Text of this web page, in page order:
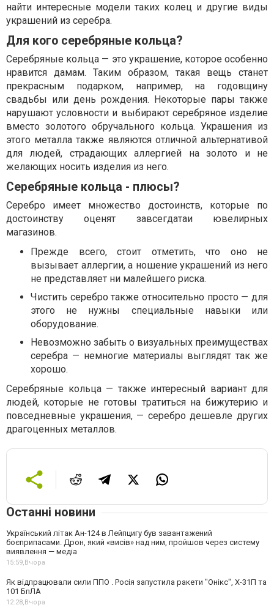
найти интересные модели таких колец и другие виды
украшений из серебра.
Для кого серебряные кольца?
Серебряные кольца — это украшение, которое особенно
нравится дамам. Таким образом, такая вещь станет
прекрасным подарком, например, на годовщину
свадьбы или день рождения. Некоторые пары также
нарушают условности и выбирают серебряное изделие
вместо золотого обручального кольца. Украшения из
этого металла также являются отличной альтернативой
для людей, страдающих аллергией на золото и не
желающих носить изделия из него.
Серебряные кольца - плюсы?
Серебро имеет множество достоинств, которые по
достоинству оценят завсегдатаи ювелирных
магазинов.
Прежде всего, стоит отметить, что оно не
вызывает аллергии, а ношение украшений из него
не представляет ни малейшего риска.
Чистить серебро также относительно просто — для
этого не нужны специальные навыки или
оборудование.
Невозможно забыть о визуальных преимуществах
серебра — немногие материалы выглядят так же
хорошо.
Серебряные кольца — также интересный вариант для
людей, которые не готовы тратиться на бижутерию и
повседневные украшения, — серебро дешевле других
драгоценных металлов.
Останні новини
Український літак Ан-124 в Лейпцигу був завантажений
боєприпасами. Дрон, який «висів» над ним, пройшов через систему
виявлення — медіа
15:59,Вчора
Як відпрацювали сили ППО . Росія запустила ракети "Онікс", Х-31П та
101 БпЛА
12:28,Вчора